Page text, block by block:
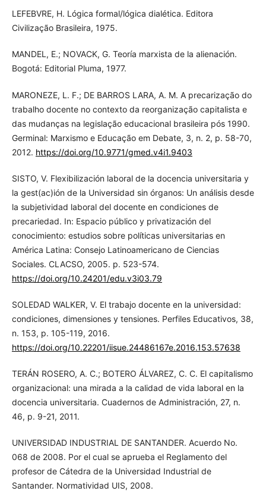
LEFEBVRE, H. Lógica formal/lógica dialética. Editora
Civilização Brasileira, 1975.
MANDEL, E.; NOVACK, G. Teoría marxista de la alienación.
Bogotá: Editorial Pluma, 1977.
MARONEZE, L. F.; DE BARROS LARA, A. M. A precarização do
trabalho docente no contexto da reorganização capitalista e
das mudanças na legislação educacional brasileira pós 1990.
Germinal: Marxismo e Educação em Debate, 3, n. 2, p. 58-70,
2012. https://doi.org/10.9771/gmed.v4i1.9403
SISTO, V. Flexibilización laboral de la docencia universitaria y
la gest(ac)ión de la Universidad sin órganos: Un análisis desde
la subjetividad laboral del docente en condiciones de
precariedad. In: Espacio público y privatización del
conocimiento: estudios sobre políticas universitarias en
América Latina: Consejo Latinoamericano de Ciencias
Sociales. CLACSO, 2005. p. 523-574.
https://doi.org/10.24201/edu.v3i03.79
SOLEDAD WALKER, V. El trabajo docente en la universidad:
condiciones, dimensiones y tensiones. Perfiles Educativos, 38,
n. 153, p. 105-119, 2016.
https://doi.org/10.22201/iisue.24486167e.2016.153.57638
TERÁN ROSERO, A. C.; BOTERO ÁLVAREZ, C. C. El capitalismo
organizacional: una mirada a la calidad de vida laboral en la
docencia universitaria. Cuadernos de Administración, 27, n.
46, p. 9-21, 2011.
UNIVERSIDAD INDUSTRIAL DE SANTANDER. Acuerdo No.
068 de 2008. Por el cual se aprueba el Reglamento del
profesor de Cátedra de la Universidad Industrial de
Santander. Normatividad UIS, 2008.